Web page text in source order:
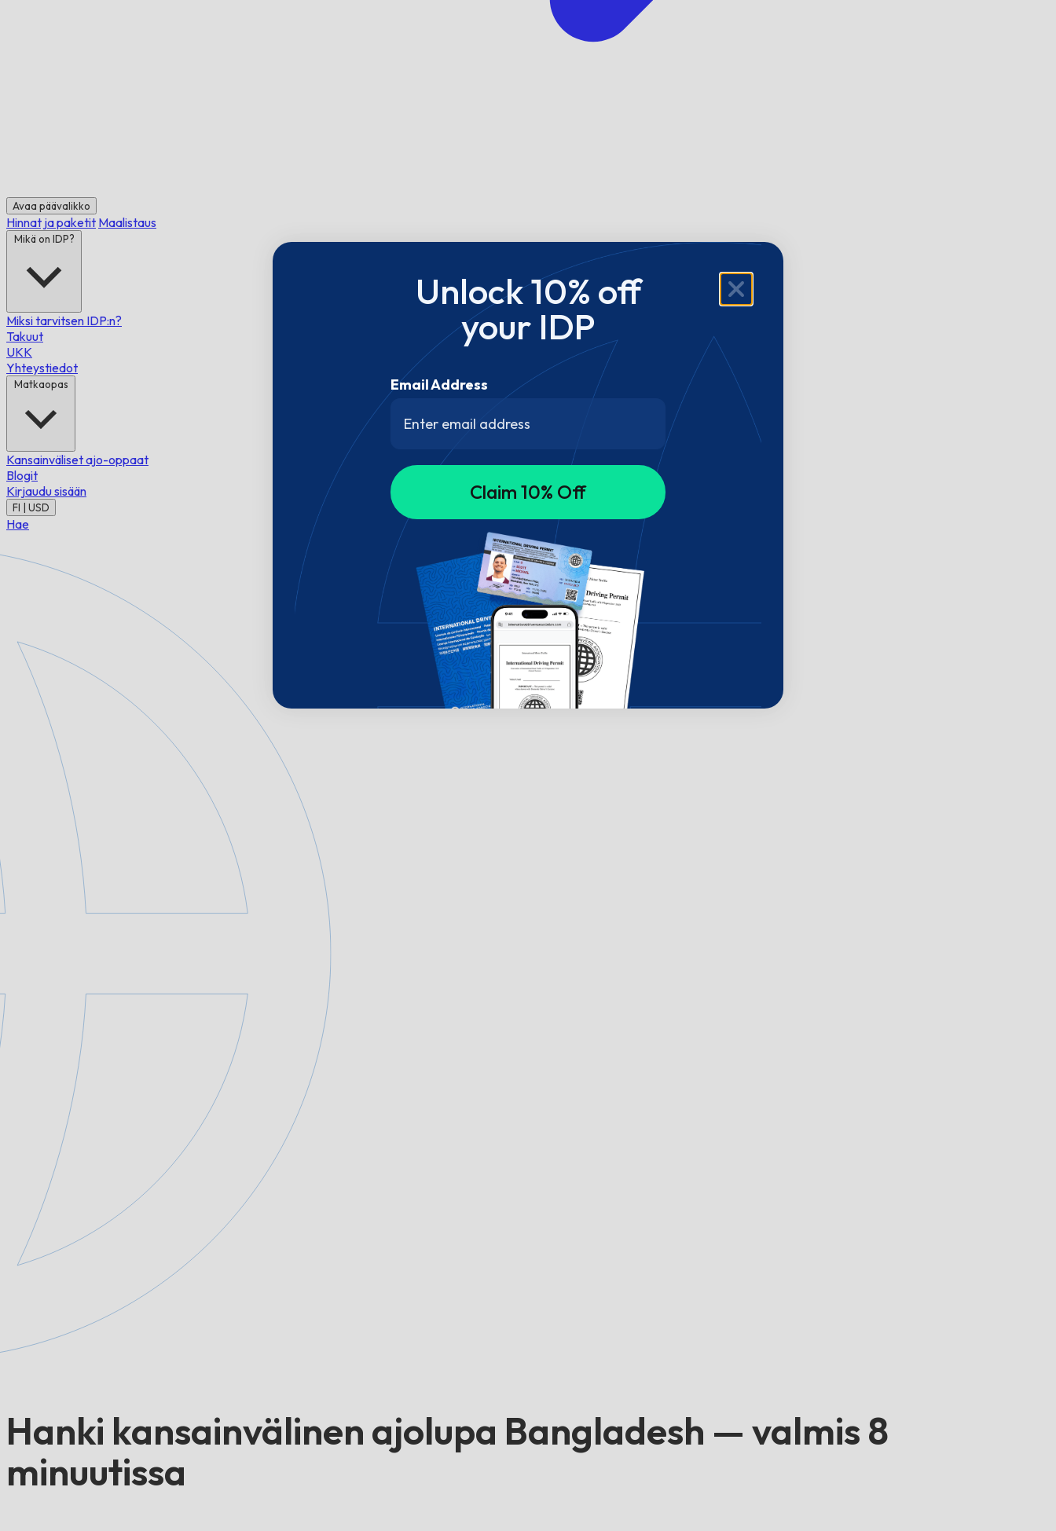
Avaa päävalikko
Hinnat ja paketit Maalistaus
Mikä on IDP?
Miksi tarvitsen IDP:n?
Takuut
UKK
Yhteystiedot
Matkaopas
Kansainväliset ajo-oppaat
Blogit
Kirjaudu sisään
FI | USD
Hae
Hanki kansainvälinen ajolupa Bangladesh — valmis 8
minuutissa
Unlock 10% off
your IDP
Email Address
Claim 10% Off